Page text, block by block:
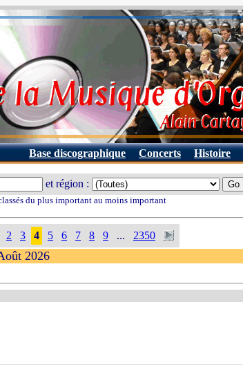
Base discographique Concerts Histoire
et région :
du plus important au moins important
2 3 4 5 6 7 8 9 ... 2350
2026